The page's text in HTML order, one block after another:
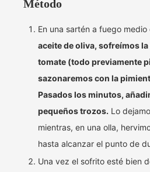
Método
En una sartén a fuego
aceite de oliva, sofreímos la
tomate (todo previamente
sazonaremos con la
Pasados los minutos,
pequeños trozos. Lo
mientras, en una olla,
hasta alcanzar el punto de
Una vez el sofrito esté bien